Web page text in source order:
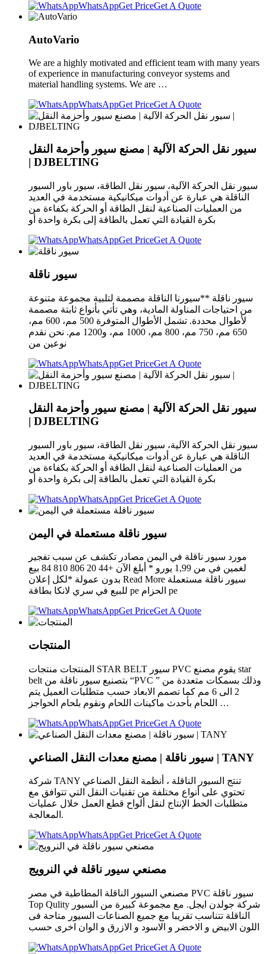
WhatsAppGet PriceGet A Quote
AutoVario
We are a highly motivated and efficient team with many years
of experience in manufacturing conveyor systems and
material handling systems. We are …
WhatsAppGet PriceGet A Quote
سيور نقل الحركة الآلية | مصنع سيور وأحزمة النقل
| DJBELTING
سيور نقل الحركة الآلية، سيور نقل الطاقة، سيور باور السيور
الناقلة هي عبارة عن أدوات ميكانيكية مستخدمة في العديد
من العمليات الصناعية لنقل الطاقة أو الحركة بكفاءة من
بكرة القيادة التي تعمل بالطاقة إلى بكرة واحدة أو
WhatsAppGet PriceGet A Quote
سيور ناقلة
سيور ناقلة **سيورنا الناقلة مصممة لتلبية مجموعة متنوعة
من احتياجات المناولة المادية، وهي تأتي بأنواع ثابتة مصممة
لأطوال محددة. تشمل الأطوال المتوفرة 500 مم، 600 مم،
650 مم، 750 مم، 800 مم، 1000 مم، و1200 مم. نحن نقدم
نوعين من
WhatsAppGet PriceGet A Quote
سيور نقل الحركة الآلية | مصنع سيور وأحزمة النقل
| DJBELTING
سيور نقل الحركة الآلية، سيور نقل الطاقة، سيور باور السيور
الناقلة هي عبارة عن أدوات ميكانيكية مستخدمة في العديد
من العمليات الصناعية لنقل الطاقة أو الحركة بكفاءة من
بكرة القيادة التي تعمل بالطاقة إلى بكرة واحدة أو
WhatsAppGet PriceGet A Quote
سيور ناقلة مستعملة في اليمن
مورد سيور ناقلة في اليمن مصادر تكشف عن سبب تفجير
لغمين في من 1,99 يورو * أبلغ الآن +44 20 806 810 84 بيع
بدون عمولة *لكل إعلان Read More سيور ناقلة مستعملة
للبيع في سري لانكا بطاقة pe الحزام pe
WhatsAppGet PriceGet A Quote
المنتجات
المنتجات منتجات STAR BELT سيور PVC يقوم مصنع star
belt بتصنيع سيور ناقلة من “PVC ” وذلك بسمكات متعددة من
2 الى 6 مم كما تصمم الابعاد حسب متطلبات العميل يتم
اللحام بأحدث ماكينات اللحام ونقوم بلحام الحواجز …
WhatsAppGet PriceGet A Quote
سيور ناقلة | مصنع معدات النقل الصناعي | TANY
شركة TANY تنتج السيور الناقلة ، أنظمة النقل الصناعي
تحتوي على أنواع مختلفة من تقنيات النقل التي تتوافق مع
متطلبات الخط الإنتاج لنقل ألواح قطع العمل خلال عمليات
المعالجة.
WhatsAppGet PriceGet A Quote
مصنعي سيور ناقلة في النرويج
مصنعي السيور الناقلة المطاطية في مصر PVC سيور ناقلة
Top Qulity شركة جولدن ايجل. مع مجموعة كبيرة من السيور
الناقلة تتناسب تقريبا مع جميع الصناعات السيور متاحة فى
اللون الابيض و الاخضر و الاسود و الازرق و الوان اخرى حسب
WhatsAppGet PriceGet A Quote